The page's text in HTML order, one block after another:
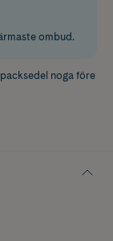
ombud.
noga före